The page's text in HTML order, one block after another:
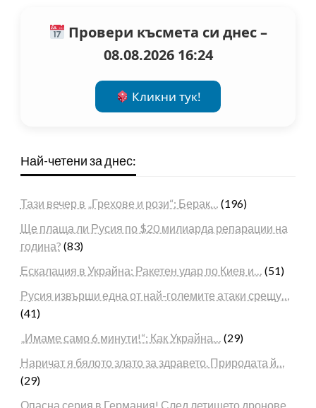
Провери късмета си днес –
08.08.2026 16:24
Кликни тук!
Най-четени за днес:
Тази вечер в „Грехове и рози“: Берак… (196)
Ще плаща ли Русия по $20 милиарда репарации на
година? (83)
Ескалация в Украйна: Ракетен удар по Киев и… (51)
Русия извърши една от най-големите атаки срещу…
(41)
„Имаме само 6 минути!“: Как Украйна… (29)
Наричат я бялото злато за здравето. Природата й…
(29)
Опасна серия в Германия! След летището дронове